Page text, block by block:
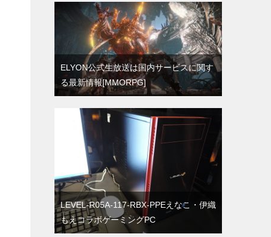
ELYON公式生放送は国内サービスに関す
る最新情報[MMORPG]
LEVEL-R05A-117-RBX-PPEえなこ・伊織
もえコラボゲーミングPC